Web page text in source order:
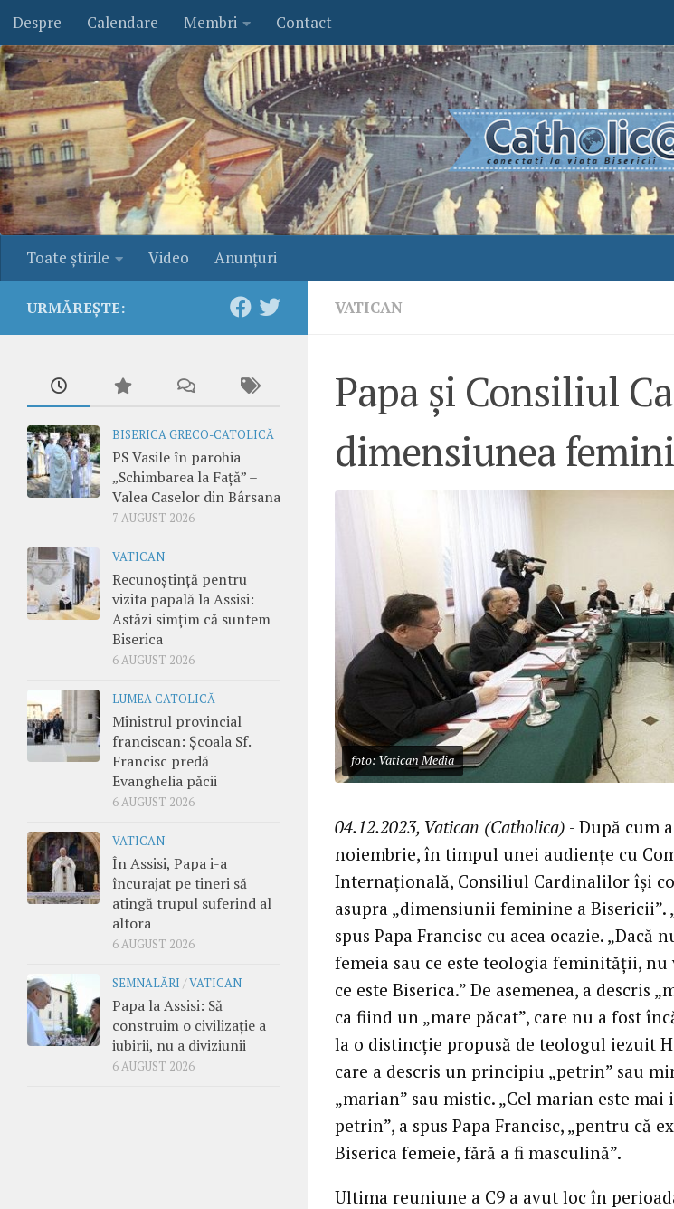
Skip to content
Despre Calendare Membri Contact
Toate ştirile Video Anunţuri
VATICAN
Papa și Consiliul
dimensiunea
foto: Vatican Media
04.12.2023, Vatican (Catholica) - După cum
noiembrie, în timpul unei audiențe cu
Internațională, Consiliul Cardinalilor își
asupra „dimensiunii feminine a Bisericii”.
spus Papa Francisc cu acea ocazie. „Dacă
femeia sau ce este teologia feminității,
ce este Biserica.” De asemenea, a descris
ca fiind un „mare păcat”, care nu a fost
la o distincție propusă de teologul iezuit
care a descris un principiu „petrin” sau
„marian” sau mistic. „Cel marian este
petrin”, a spus Papa Francisc, „pentru că
Biserica femeie, fără a fi masculină”.
Ultima reuniune a C9 a avut loc în
URMĂREȘTE:
BISERICA GRECO-CATOLICĂ
PS Vasile în parohia
„Schimbarea la Față” –
Valea Caselor din Bârsana
7 AUGUST 2026
VATICAN
Recunoștință pentru
vizita papală la Assisi:
Astăzi simțim că suntem
Biserica
6 AUGUST 2026
LUMEA CATOLICĂ
Ministrul provincial
franciscan: Școala Sf.
Francisc predă
Evanghelia păcii
6 AUGUST 2026
VATICAN
În Assisi, Papa i-a
încurajat pe tineri să
atingă trupul suferind al
altora
6 AUGUST 2026
SEMNALĂRI /VATICAN
Papa la Assisi: Să
construim o civilizație a
iubirii, nu a diviziunii
6 AUGUST 2026